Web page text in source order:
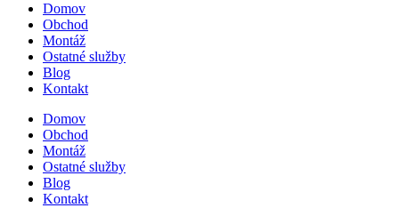
Domov
Obchod
Montáž
Ostatné služby
Blog
Kontakt
Domov
Obchod
Montáž
Ostatné služby
Blog
Kontakt